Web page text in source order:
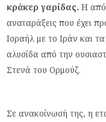
κράκερ γαρίδας. Η
αναταράξεις που έχει
Ισραήλ με το Ιράν και
αλυσίδα από την
Στενά του Ορμούζ.
Σε ανακοίνωσή της, η